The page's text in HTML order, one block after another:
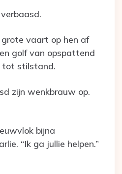
verbaasd.
grote vaart op hen af
golf van opspattend
tot stilstand.
zijn wenkbrauw op.
bijna
“Ik ga jullie helpen.”